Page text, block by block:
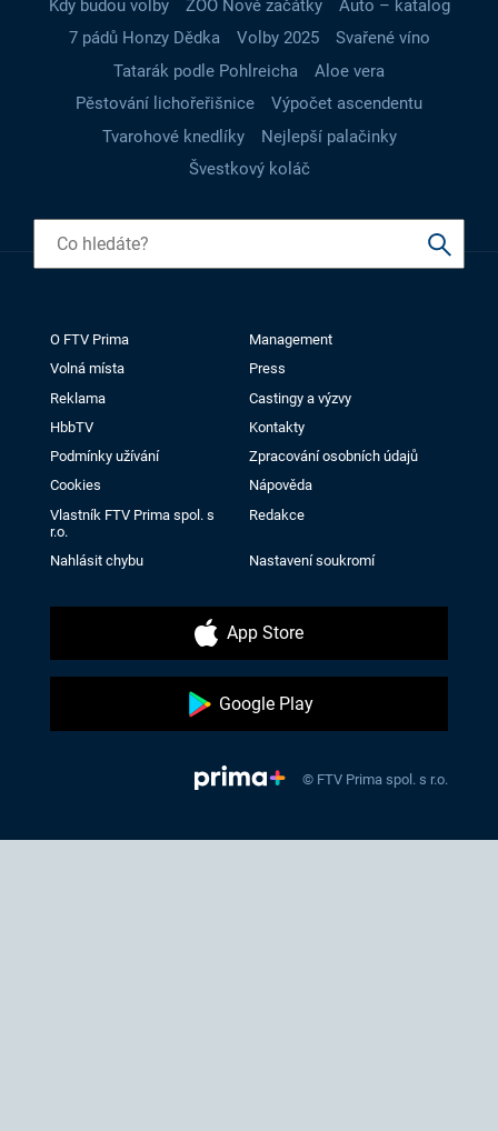
Kdy budou volby
ZOO Nové začátky
Auto – katalog
7 pádů Honzy Dědka
Volby 2025
Svařené víno
Tatarák podle Pohlreicha
Aloe vera
Pěstování lichořeřišnice
Výpočet ascendentu
Tvarohové knedlíky
Nejlepší palačinky
Švestkový koláč
O FTV Prima
Management
Volná místa
Press
Reklama
Castingy a výzvy
HbbTV
Kontakty
Podmínky užívání
Zpracování osobních údajů
Cookies
Nápověda
Vlastník FTV Prima spol. s
r.o.
Redakce
Nahlásit chybu Nastavení soukromí
App Store
Google Play
© FTV Prima spol. s r.o.